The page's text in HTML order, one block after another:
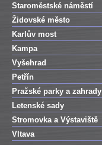
Staroměstské náměstí
Židovské město
Karlův most
Kampa
Vyšehrad
Petřín
Pražské parky a zahrady
Letenské sady
Stromovka a Výstaviště
Vltava